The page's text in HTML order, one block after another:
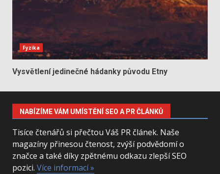
Fyzika
Vysvětlení jedinečné hádanky původu Etny
NABÍZÍME VÁM UMÍSTĚNÍ SEO A PR ČLÁNKŮ
Tisíce čtenářů si přečtou Váš PR článek. Naše
magazíny přinesou čtenost, zvýší podvědomí o
značce a také díky zpětnému odkazu zlepší SEO
pozici. Více informací »